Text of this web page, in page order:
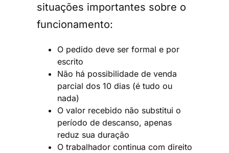
situações importantes sobre o
funcionamento:
O pedido deve ser formal e por
escrito
Não há possibilidade de venda
parcial dos 10 dias (é tudo ou
nada)
O valor recebido não substitui o
período de descanso, apenas
reduz sua duração
O trabalhador continua com direito